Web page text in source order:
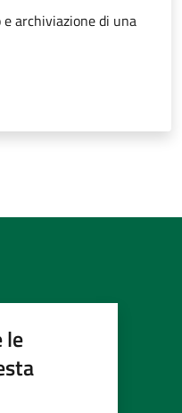
archiviazione di una
le